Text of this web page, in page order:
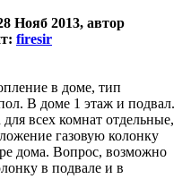
Нояб 2013, автор
firesir
в доме, тип
В доме 1 этаж и подвал.
всех комнат отдельные,
газовую колонку
дома. Вопрос, возможно
в подвале и в